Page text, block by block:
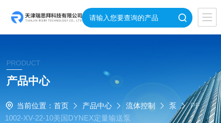
PRODUCT
产品中心
当前位置： 首页 产品中心 流体控制 泵
PF
1002-XV-22-10美国DYNEX定量输送泵